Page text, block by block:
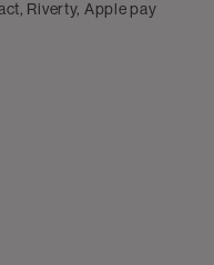
Riverty, Apple pay